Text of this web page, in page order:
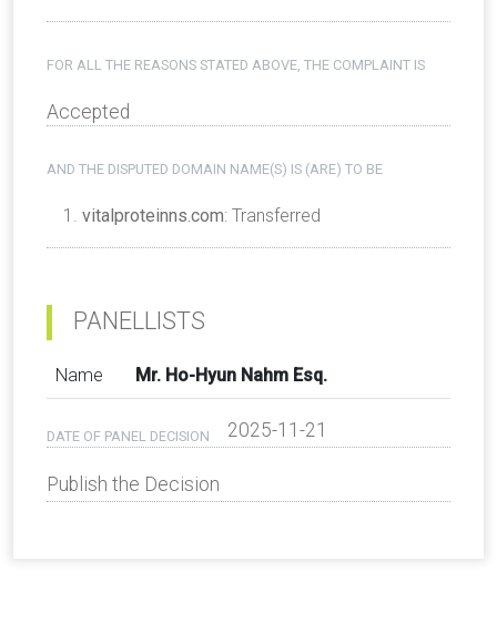
FOR ALL THE REASONS STATED ABOVE, THE COMPLAINT IS
Accepted
AND THE DISPUTED DOMAIN NAME(S) IS (ARE) TO BE
vitalproteinns.com: Transferred
PANELLISTS
Name Mr. Ho-Hyun Nahm Esq.
DATE OF PANEL DECISION 2025-11-21
Publish the Decision